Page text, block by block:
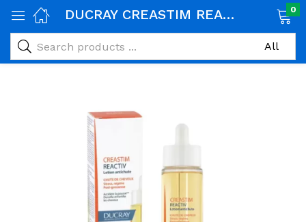
alimentaires)
DUCRAY CREASTIM REACTIV LOTION ANTI CHUTE 60ML 0